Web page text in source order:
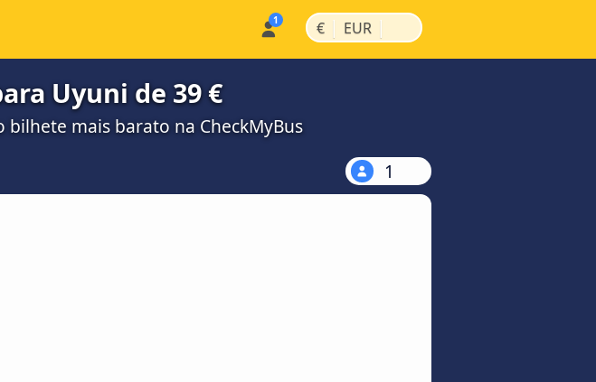
€ | EUR |
Uyuni de 39 €
mais barato na CheckMyBus
1